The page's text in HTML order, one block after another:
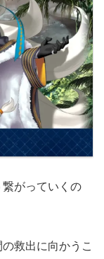
がっていくの
救出に向かうこ